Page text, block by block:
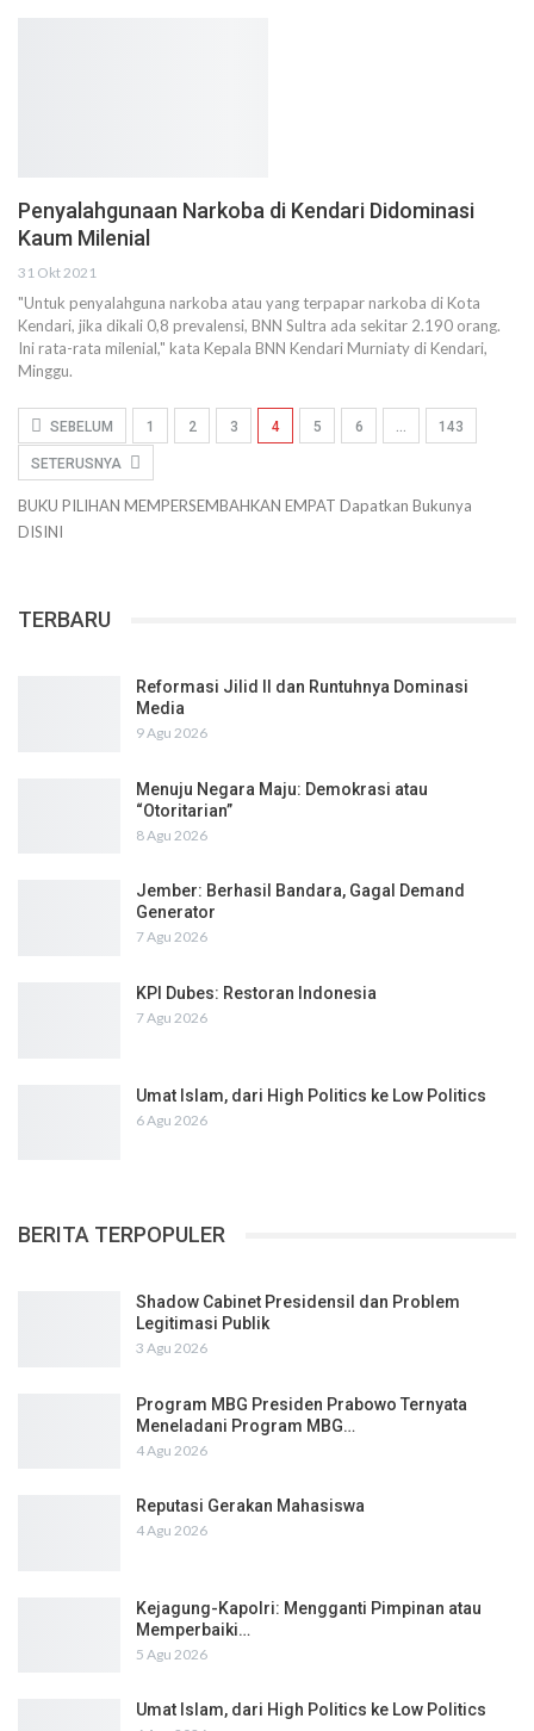
Penyalahgunaan Narkoba di Kendari Didominasi
Kaum Milenial
31 Okt 2021
"Untuk penyalahguna narkoba atau yang terpapar narkoba di Kota
Kendari, jika dikali 0,8 prevalensi, BNN Sultra ada sekitar 2.190 orang.
Ini rata-rata milenial," kata Kepala BNN Kendari Murniaty di Kendari,
Minggu.
SEBELUM 1 2 3 4 5 6 … 143
SETERUSNYA
BUKU PILIHAN MEMPERSEMBAHKAN EMPAT Dapatkan Bukunya
DISINI
TERBARU
Reformasi Jilid II dan Runtuhnya Dominasi
Media
9 Agu 2026
Menuju Negara Maju: Demokrasi atau
“Otoritarian”
8 Agu 2026
Jember: Berhasil Bandara, Gagal Demand
Generator
7 Agu 2026
KPI Dubes: Restoran Indonesia
7 Agu 2026
Umat Islam, dari High Politics ke Low Politics
6 Agu 2026
BERITA TERPOPULER
Shadow Cabinet Presidensil dan Problem
Legitimasi Publik
3 Agu 2026
Program MBG Presiden Prabowo Ternyata
Meneladani Program MBG…
4 Agu 2026
Reputasi Gerakan Mahasiswa
4 Agu 2026
Kejagung-Kapolri: Mengganti Pimpinan atau
Memperbaiki…
5 Agu 2026
Umat Islam, dari High Politics ke Low Politics